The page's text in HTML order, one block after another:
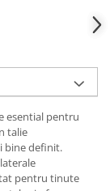
esential pentru
talie
bine definit.
pentru tinute